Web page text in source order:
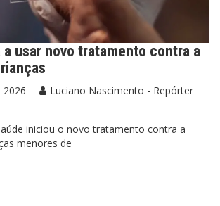
a usar novo tratamento contra a
2026
Luciano Nascimento - Repórter
iniciou o novo tratamento contra a
menores de